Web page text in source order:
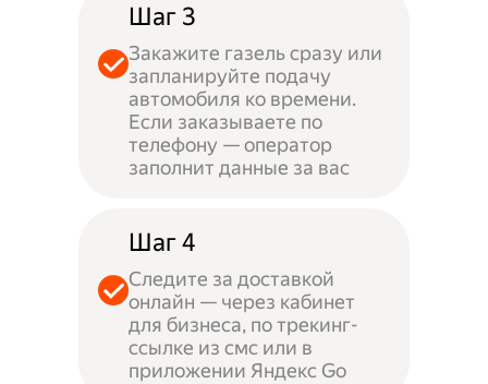
Шаг 3
Закажите газель сразу или
запланируйте подачу
автомобиля ко времени.
Если заказываете по
телефону — оператор
заполнит данные за вас
Шаг 4
Следите за доставкой
онлайн — через кабинет
для бизнеса, по трекинг-
ссылке из смс или в
приложении Яндекс Go